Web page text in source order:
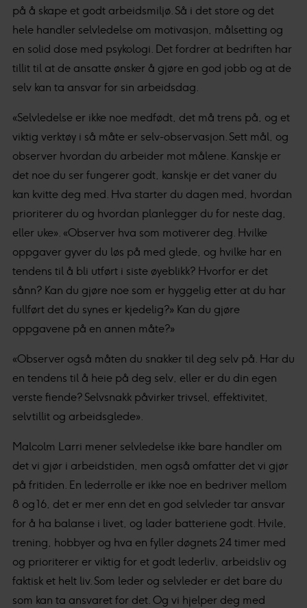
på å skape et godt arbeidsmiljø. Så i det store og det
hele handler selvledelse om motivasjon, målsetting og
en solid dose med psykologi. Det fordrer at bedriften har
tillit til at de ansatte ønsker å gjøre en god jobb og at de
selv kan ta ansvar for sin arbeidsdag.
«Selvledelse er ikke noe medfødt, det må trens på, og et
viktig verktøy i så måte er selv-observasjon. Sett mål, og
observer hvordan du arbeider mot målene. Kanskje er
det noe du ser fungerer godt, kanskje er det vaner du
kan kvitte deg med. Hva starter du dagen med, hvordan
prioriterer du og hvordan planlegger du for neste dag,
eller uke». «Observer hva som motiverer deg. Hvilke
oppgaver gyver du løs på med glede, og hvilke har en
tendens til å bli utført i siste øyeblikk? Hvorfor er det
sånn? Kan du gjøre noe som er hyggelig etter at du har
fullført det du synes er kjedelig?» Kan du gjøre
oppgavene på en annen måte?»
«Observer også måten du snakker til deg selv på. Har du
en tendens til å heie på deg selv, eller er du din egen
verste fiende? Selvsnakk påvirker trivsel, effektivitet,
selvtillit og arbeidsglede».
Malcolm Larri mener selvledelse ikke bare handler om
det vi gjør i arbeidstiden, men også omfatter det vi gjør
på fritiden. En lederrolle er ikke noe en bedriver mellom
8 og 16, det er mer enn det en god selvleder tar ansvar
for å ha balanse i livet, og lader batteriene godt. Hvile,
trening, hobbyer og hva en fyller døgnets 24 timer med
og prioriterer er viktig for et godt lederliv, arbeidsliv og
faktisk et helt liv. Som leder og selvleder er det bare du
som kan ta ansvaret for det. Og vi hjelper deg med